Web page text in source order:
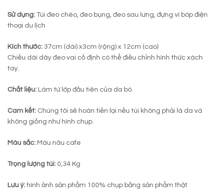
Sử dụng: Túi đeo chéo, đeo bụng, đeo sau lưng, đựng ví bóp điện
thoại du lịch
Kích thước: 37cm (dài) x3cm (rộng) x 12cm (cao)
Chiều dài dây đeo vai cố định có thể điều chỉnh hình thức xách
tay.
Chất liệu: Làm từ lớp đầu tiên của da bò.
Cam kết: Chúng tôi sẽ hoàn tiền lại nếu túi không phải là da và
không giống như hình chụp.
Màu sắc: Màu nâu cafe
Trọng lượng túi: 0,34 Kg
Lưu ý: hình ảnh sản phẩm 100% chụp bằng sản phẩm thật